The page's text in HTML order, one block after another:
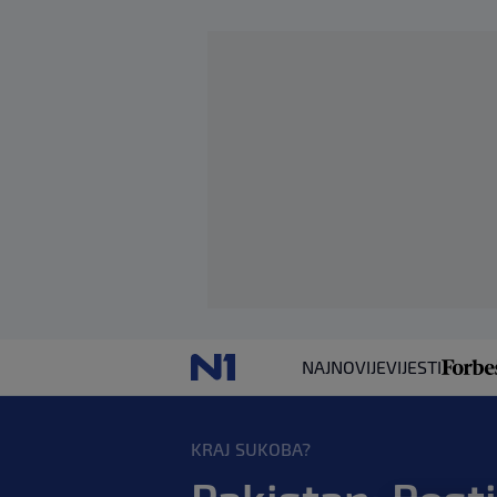
NAJNOVIJEVIJESTI
KRAJ SUKOBA?